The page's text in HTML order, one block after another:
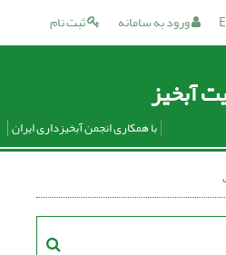
ثبت نام ورود به سامانه
آبخیز
با همکاری انجمن آبخیزداری ایران